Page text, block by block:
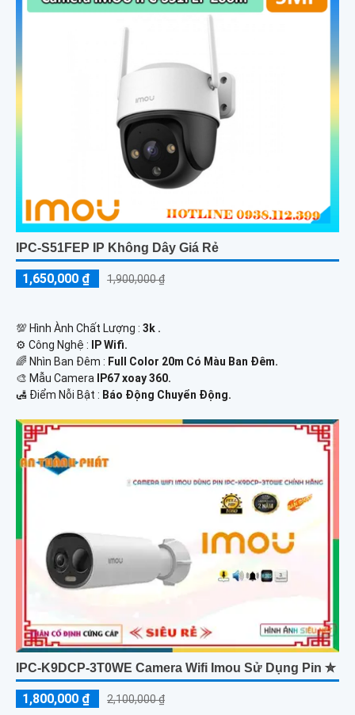
IPC-S51FEP IP Không Dây Giá Rẻ
1,650,000 ₫ 1,900,000 ₫
💯 Hình Ành Chất Lượng : 3k .
⚙ Công Nghệ :
IP Wifi.
🌈 Nhìn Ban Đêm : Full Color 20m Có Màu Ban Ðêm.
🎨 Mẫu Camera
IP67 xoay 360.
️🛃 Điểm Nỗi Bật : Báo Động Chuyển Động.
IPC-K9DCP-3T0WE Camera Wifi Imou Sử Dụng Pin ✮
1,800,000 ₫ 2,100,000 ₫